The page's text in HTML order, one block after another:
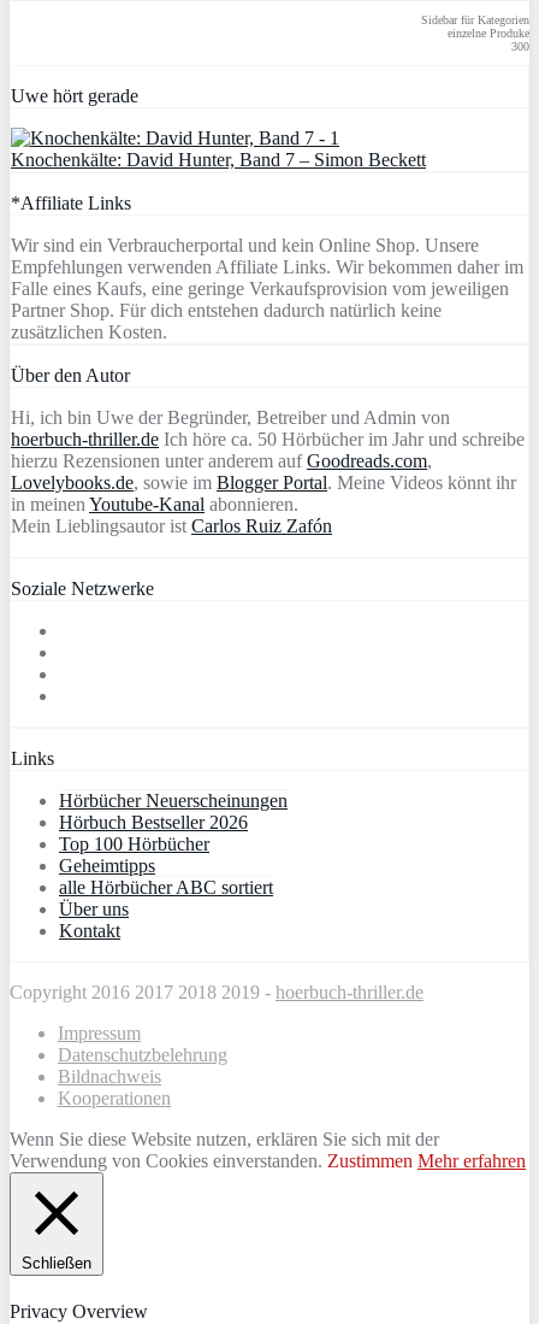
Sidebar für Kategorien
einzelne Produke
300
Uwe hört gerade
Knochenkälte: David Hunter, Band 7 – Simon Beckett
*Affiliate Links
Wir sind ein Verbraucherportal und kein Online Shop. Unsere
Empfehlungen verwenden Affiliate Links. Wir bekommen daher im
Falle eines Kaufs, eine geringe Verkaufsprovision vom jeweiligen
Partner Shop. Für dich entstehen dadurch natürlich keine
zusätzlichen Kosten.
Über den Autor
Hi, ich bin Uwe der Begründer, Betreiber und Admin von
hoerbuch-thriller.de Ich höre ca. 50 Hörbücher im Jahr und schreibe
hierzu Rezensionen unter anderem aufGoodreads.com,
Lovelybooks.de, sowie im Blogger Portal. Meine Videos könnt ihr
in meinen Youtube-Kanal abonnieren.
Mein Lieblingsautor ist Carlos Ruiz Zafón
Soziale Netzwerke
Links
Hörbücher Neuerscheinungen
Hörbuch Bestseller 2026
Top 100 Hörbücher
Geheimtipps
alle Hörbücher ABC sortiert
Über uns
Kontakt
Copyright 2016 2017 2018 2019 - hoerbuch-thriller.de
Impressum
Datenschutzbelehrung
Bildnachweis
Kooperationen
Wenn Sie diese Website nutzen, erklären Sie sich mit der
Verwendung von Cookies einverstanden. Zustimmen Mehr erfahren
Schließen
Privacy Overview